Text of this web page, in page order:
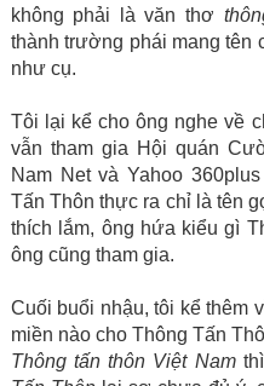
không phải là văn thơ
thành trường phái mang
như cụ.
Tôi lại kể cho ông nghe về
vẫn tham gia Hội quán
Nam Net và Yahoo
Tấn Thôn thực ra chỉ là tên
thích lắm, ông hứa kiểu gì
ông cũng tham gia.
Cuối buổi nhậu, tôi kể thêm
miền nào cho Thông Tấn
Thông tấn thôn Việt Namthì